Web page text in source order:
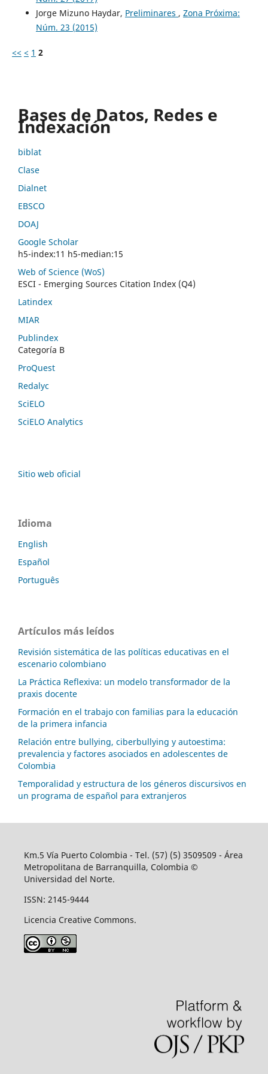
Jorge Mizuno Haydar, Preliminares , Zona Próxima:
Núm. 23 (2015)
<< < 1 2
Bases de Datos, Redes e
Indexación
biblat
Clase
Dialnet
EBSCO
DOAJ
Google Scholar
h5-index:11 h5-median:15
Web of Science (WoS)
ESCI - Emerging Sources Citation Index (Q4)
Latindex
MIAR
Publindex
Categoría B
ProQuest
Redalyc
SciELO
SciELO Analytics
Sitio web oficial
Idioma
English
Español
Português
Artículos más leídos
Revisión sistemática de las políticas educativas en el
escenario colombiano
La Práctica Reflexiva: un modelo transformador de la
praxis docente
Formación en el trabajo con familias para la educación
de la primera infancia
Relación entre bullying, ciberbullying y autoestima:
prevalencia y factores asociados en adolescentes de
Colombia
Temporalidad y estructura de los géneros discursivos en
un programa de español para extranjeros
Km.5 Vía Puerto Colombia - Tel. (57) (5) 3509509 - Área
Metropolitana de Barranquilla, Colombia ©
Universidad del Norte.
ISSN: 2145-9444
Licencia Creative Commons.